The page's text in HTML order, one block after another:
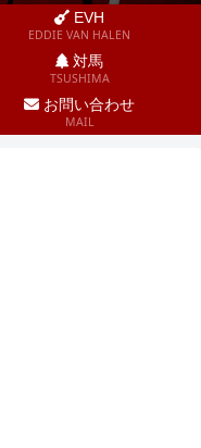
EVH
EDDIE VAN HALEN
対馬
TSUSHIMA
お問い合わせ
MAIL